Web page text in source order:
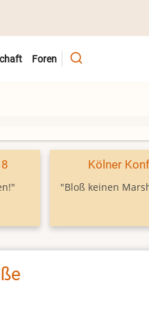
Foren
Kölner
"Bloß keinen